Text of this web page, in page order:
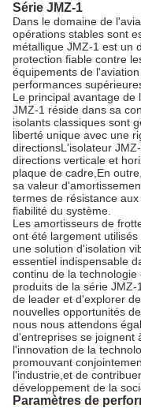
Série JMZ-1
Dans le domaine de
opérations stables sont
métallique JMZ-1 est un
protection fiable contre
équipements de
performances
Le principal avantage de
JMZ-1 réside dans sa
isolants classiques sont
liberté unique avec une
directionsL'isolateur
directions verticale et
plaque de cadre,En
sa valeur
termes de résistance
fiabilité du système.
Les amortisseurs de
ont été largement
une solution d'isolation
essentiel indispensable
continu de la
produits de la série
de leader et d'explorer
nouvelles opportunités
nous nous attendons
d'entreprises se joignent
l'innovation de la
promouvant
l'industrie,et de
développement de la
Paramètres de